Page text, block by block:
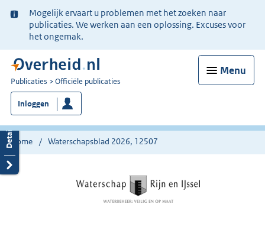
Ter
informatie:
Mogelijk ervaart u problemen met het zoeken naar
publicaties. We werken aan een oplossing. Excuses voor
het ongemak.
Menu
U
bent
nu
hier:
Publicaties Officiële publicaties
Inloggen
Home Waterschapsblad 2026, 12507